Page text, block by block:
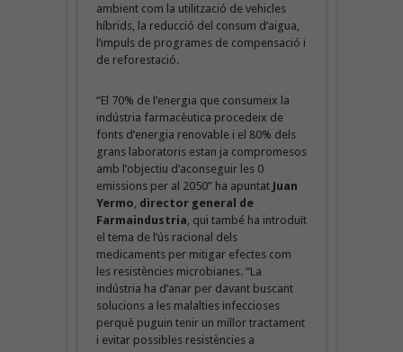
ambient com la utilització de vehicles
híbrids, la reducció del consum d’aigua,
l’impuls de programes de compensació i
de reforestació.
“El 70% de l’energia que consumeix la
indústria farmacèutica procedeix de
fonts d’energia renovable i el 80% dels
grans laboratoris estan ja compromesos
amb l’objectiu d’aconseguir les 0
emissions per al 2050” ha apuntat Juan
Yermo, director general de
Farmaindustria, qui també ha introduït
el tema de l’ús racional dels
medicaments per mitigar efectes com
les resistències microbianes. “La
indústria ha d’anar per davant buscant
solucions a les malalties infeccioses
perquè puguin tenir un millor tractament
i evitar possibles resistències a